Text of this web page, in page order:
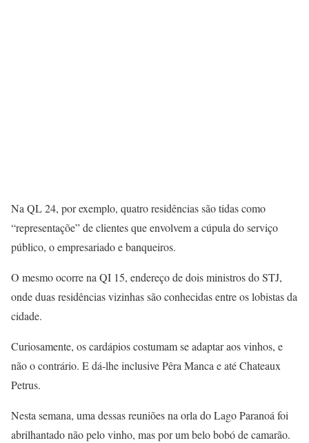
Na QL 24, por exemplo, quatro residências são tidas como
“representaçõe” de clientes que envolvem a cúpula do serviço
público, o empresariado e banqueiros.
O mesmo ocorre na QI 15, endereço de dois ministros do STJ,
onde duas residências vizinhas são conhecidas entre os lobistas da
cidade.
Curiosamente, os cardápios costumam se adaptar aos vinhos, e
não o contrário. E dá-lhe inclusive Pêra Manca e até Chateaux
Petrus.
Nesta semana, uma dessas reuniões na orla do Lago Paranoá foi
abrilhantado não pelo vinho, mas por um belo bobó de camarão.